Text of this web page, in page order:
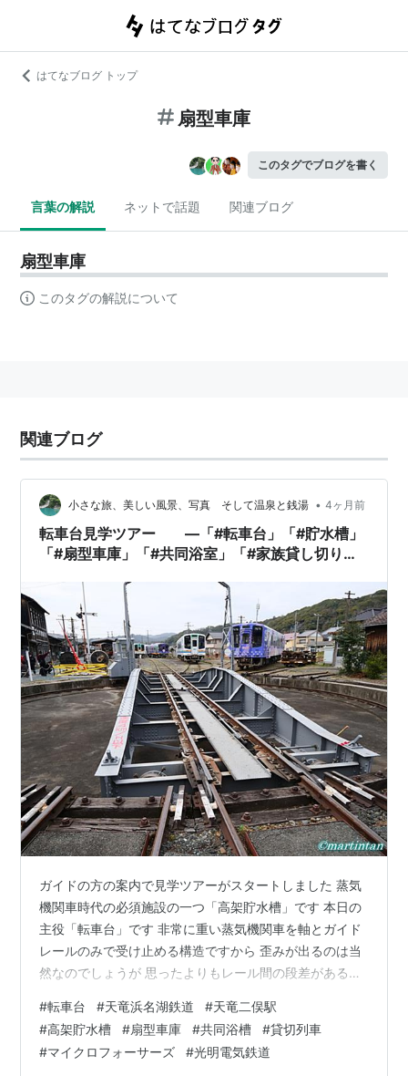
はてなブログ トップ
扇型車庫
このタグでブログを書く
言葉の解説 ネットで話題 関連ブログ
扇型車庫
このタグの解説について
関連ブログ
小さな旅、美しい風景、写真 そして温泉と銭湯 • 4ヶ月前
転車台見学ツアー ―「#転車台」「#貯水槽」
「#扇型車庫」「#共同浴室」「#家族貸し切り列
ガイドの方の案内で見学ツアーがスタートしました 蒸気
機関車時代の必須施設の一つ「高架貯水槽」です 本日の
主役「転車台」です 非常に重い蒸気機関車を軸とガイド
レールのみで受け止める構造ですから 歪みが出るのは当
然なのでしょうが 思ったよりもレール間の段差があるこ
ご苦労されているだろうと思いました 続いて線形車庫で
す 鉄道歴史館では「運賃表」や「硬券切符券売機」も展
示されていました こちらは共同浴場跡です 歴史を感じさ
#転車台 #天竜浜名湖鉄道 #天竜二俣駅
#高架貯水槽 #扇型車庫 #共同浴槽 #貸切列車
#マイクロフォーサーズ #光明電気鉄道